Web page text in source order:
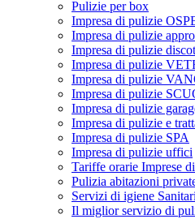
Pulizie per box
Impresa di pulizie
Impresa di pulizie
Impresa di pulizie
Impresa di pulizie
Impresa di pulizie
Impresa di pulizie
Impresa di pulizie
Impresa di pulizie e
Impresa di pulizie SPA
Impresa di pulizie uffici
Tariffe orarie Imprese
Pulizia abitazioni
Servizi di igiene
Il miglior servizio di